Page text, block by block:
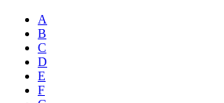
A
B
C
D
E
F